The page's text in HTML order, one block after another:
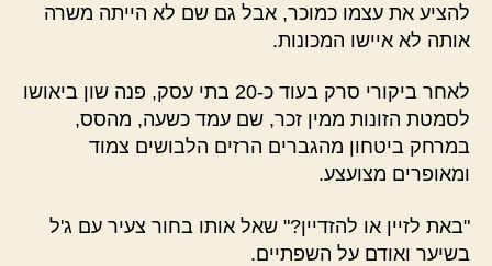
להציע את עצמו כמוכר, אבל גם שם לא הייתה משרה
אותה לא איישו המכונות.
לאחר ביקורי סרק בעוד כ-20 בתי עסק, פנה שון ביאושו
לסמטת הזונות ממין זכר, שם עמד כשעה, מהסס,
במרחק ביטחון מהגברים הרזים הלבושים צמוד
ומאופרים מצועצע.
"באת לזיין או להזדיין?" שאל אותו בחור צעיר עם ג'ל
בשיער ואודם על השפתיים.